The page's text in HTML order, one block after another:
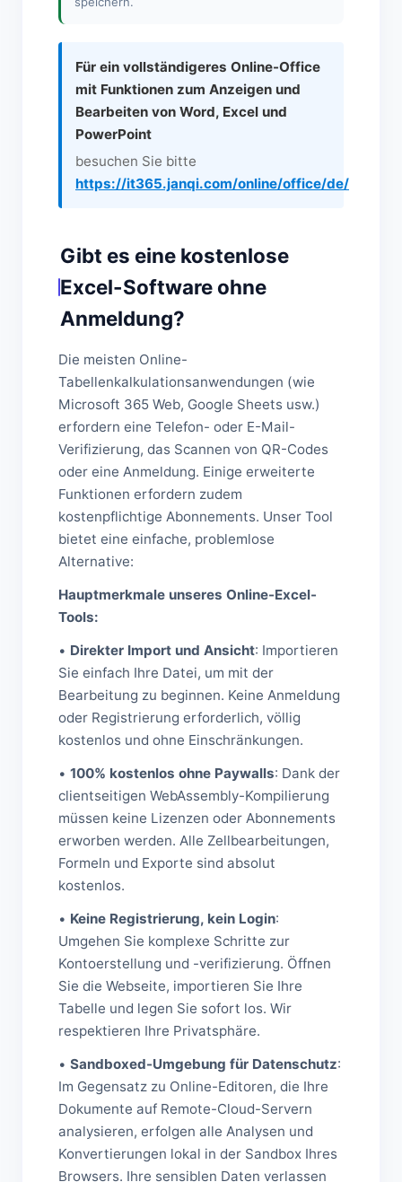
Für ein vollständigeres Online-Office
mit Funktionen zum Anzeigen und
Bearbeiten von Word, Excel und
PowerPoint
besuchen Sie bitte
https://it365.janqi.com/online/office/de/
Gibt es eine kostenlose
Excel-Software ohne
Anmeldung?
Die meisten Online-
Tabellenkalkulationsanwendungen (wie
Microsoft 365 Web, Google Sheets usw.)
erfordern eine Telefon- oder E-Mail-
Verifizierung, das Scannen von QR-Codes
oder eine Anmeldung. Einige erweiterte
Funktionen erfordern zudem
kostenpflichtige Abonnements. Unser Tool
bietet eine einfache, problemlose
Alternative:
Hauptmerkmale unseres Online-Excel-
Tools:
• Direkter Import und Ansicht: Importieren
Sie einfach Ihre Datei, um mit der
Bearbeitung zu beginnen. Keine Anmeldung
oder Registrierung erforderlich, völlig
kostenlos und ohne Einschränkungen.
• 100% kostenlos ohne Paywalls: Dank der
clientseitigen WebAssembly-Kompilierung
müssen keine Lizenzen oder Abonnements
erworben werden. Alle Zellbearbeitungen,
Formeln und Exporte sind absolut
kostenlos.
• Keine Registrierung, kein Login:
Umgehen Sie komplexe Schritte zur
Kontoerstellung und -verifizierung. Öffnen
Sie die Webseite, importieren Sie Ihre
Tabelle und legen Sie sofort los. Wir
respektieren Ihre Privatsphäre.
• Sandboxed-Umgebung für Datenschutz:
Im Gegensatz zu Online-Editoren, die Ihre
Dokumente auf Remote-Cloud-Servern
analysieren, erfolgen alle Analysen und
Konvertierungen lokal in der Sandbox Ihres
Browsers. Ihre sensiblen Daten verlassen